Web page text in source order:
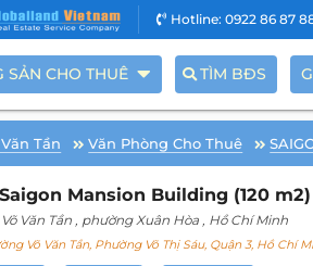
Hotline: 0922 86 87
SẢN CHO THUÊ TÌM BĐS
Tần Văn Phòng Cho Thuê
Mansion Building (120
Văn Tần , phường Xuân Hòa , Hồ Chí Minh
Võ Văn Tần, Phường Võ Thị Sáu, Quận 3, Hồ Chí